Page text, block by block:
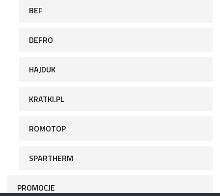
BEF
DEFRO
HAJDUK
KRATKI.PL
ROMOTOP
SPARTHERM
PROMOCJE